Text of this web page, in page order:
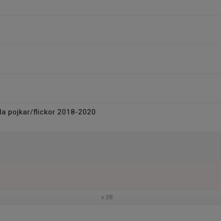
pojkar/flickor 2018-2020
v.38